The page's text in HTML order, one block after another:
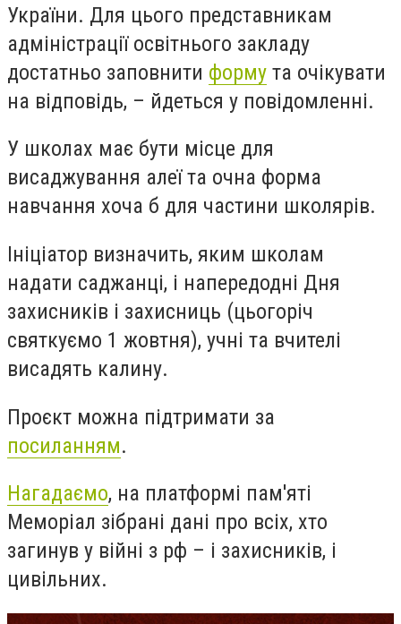
України. Для цього представникам
адміністрації освітнього закладу
достатньо заповнити форму та очікувати
на відповідь, – йдеться у повідомленні.
У школах має бути місце для
висаджування алеї та очна форма
навчання хоча б для частини школярів.
Ініціатор визначить, яким школам
надати саджанці, і напередодні Дня
захисників і захисниць (цьогоріч
святкуємо 1 жовтня), учні та вчителі
висадять калину.
Проєкт можна підтримати за
посиланням.
Нагадаємо, на платформі пам'яті
Меморіал зібрані дані про всіх, хто
загинув у війні з рф – і захисників, і
цивільних.